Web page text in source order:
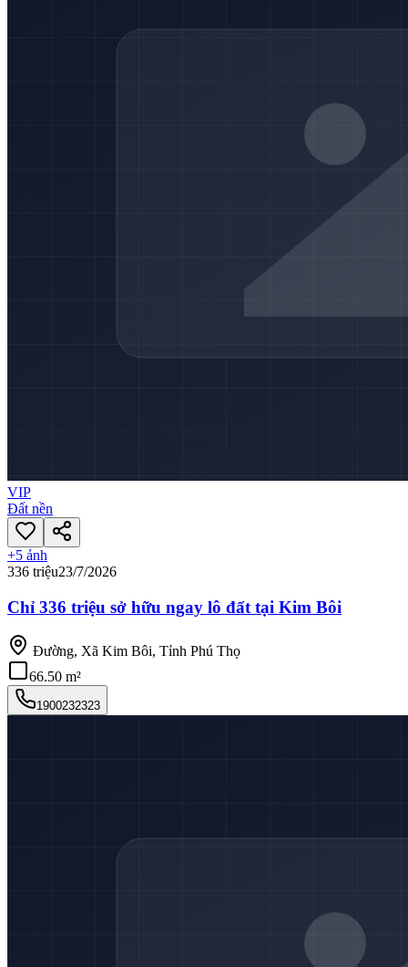
VIP
Đất nền
+5 ảnh
336 triệu23/7/2026
Chỉ 336 triệu sở hữu ngay lô đất tại Kim Bôi
Đường, Xã Kim Bôi, Tỉnh Phú Thọ
66.50 m²
1900232323